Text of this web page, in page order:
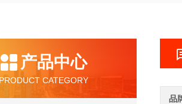
产品中心
PRODUCT CATEGORY
品